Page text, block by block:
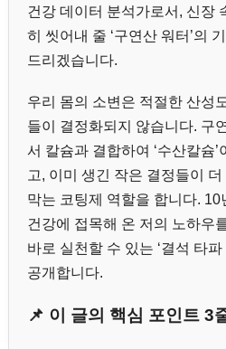
건강 데이터 분석가로서, 신장
히 씻어내 줄 ‘구연산 워터’의
드리겠습니다.
우리 몸의 소변은 적절한 산성
들이 결정화되지 않습니다. 구
서 칼슘과 결합하여 ‘수산칼슘
고, 이미 생긴 작은 결정들이
막는 코팅제 역할을 합니다.
건강에 접목해 온 저의 노하우
바로 실천할 수 있는 ‘결석 타
공개합니다.
📌 이 글의 핵심 포인트 3